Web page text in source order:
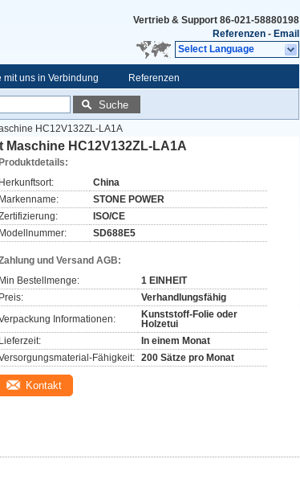
Vertrieb & Support 86-021-58880198
Referenzen - Email
Select Language
mit uns in Verbindung Referenzen
Suche
HC12V132ZL-LA1A
HC12V132ZL-LA1A
Produktdetails:
Herkunftsort:
China
Markenname:
STONE POWER
ISO/CE
Modellnummer:
SD688E5
und Versand AGB:
Min Bestellmenge:
1 EINHEIT
Preis:
Verhandlungsfähig
Informationen:
Kunststoff-Folie oder
Holzetui
Lieferzeit:
In einem Monat
Fähigkeit: 200 Sätze pro Monat
Kontakt